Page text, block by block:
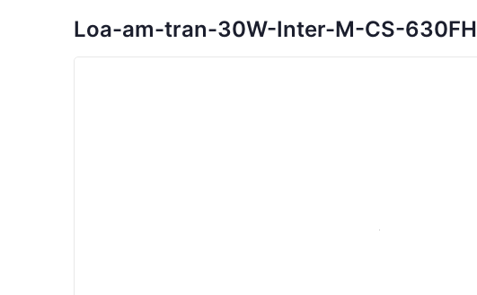
Loa-am-tran-30W-Inter-M-CS-630FH